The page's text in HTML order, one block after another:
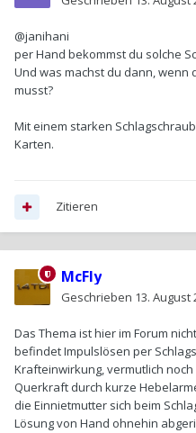
@janihani
per Hand bekommst du solche
Und was machst du dann,
musst?
Mit einem starken
Karten.
Zitieren
McFly
Geschrieben 13. August
Das Thema ist hier im Forum
befindet Impulslösen per
Krafteinwirkung, vermutlich
Querkraft durch kurze
die Einnietmutter sich beim
Lösung von Hand ohnehin